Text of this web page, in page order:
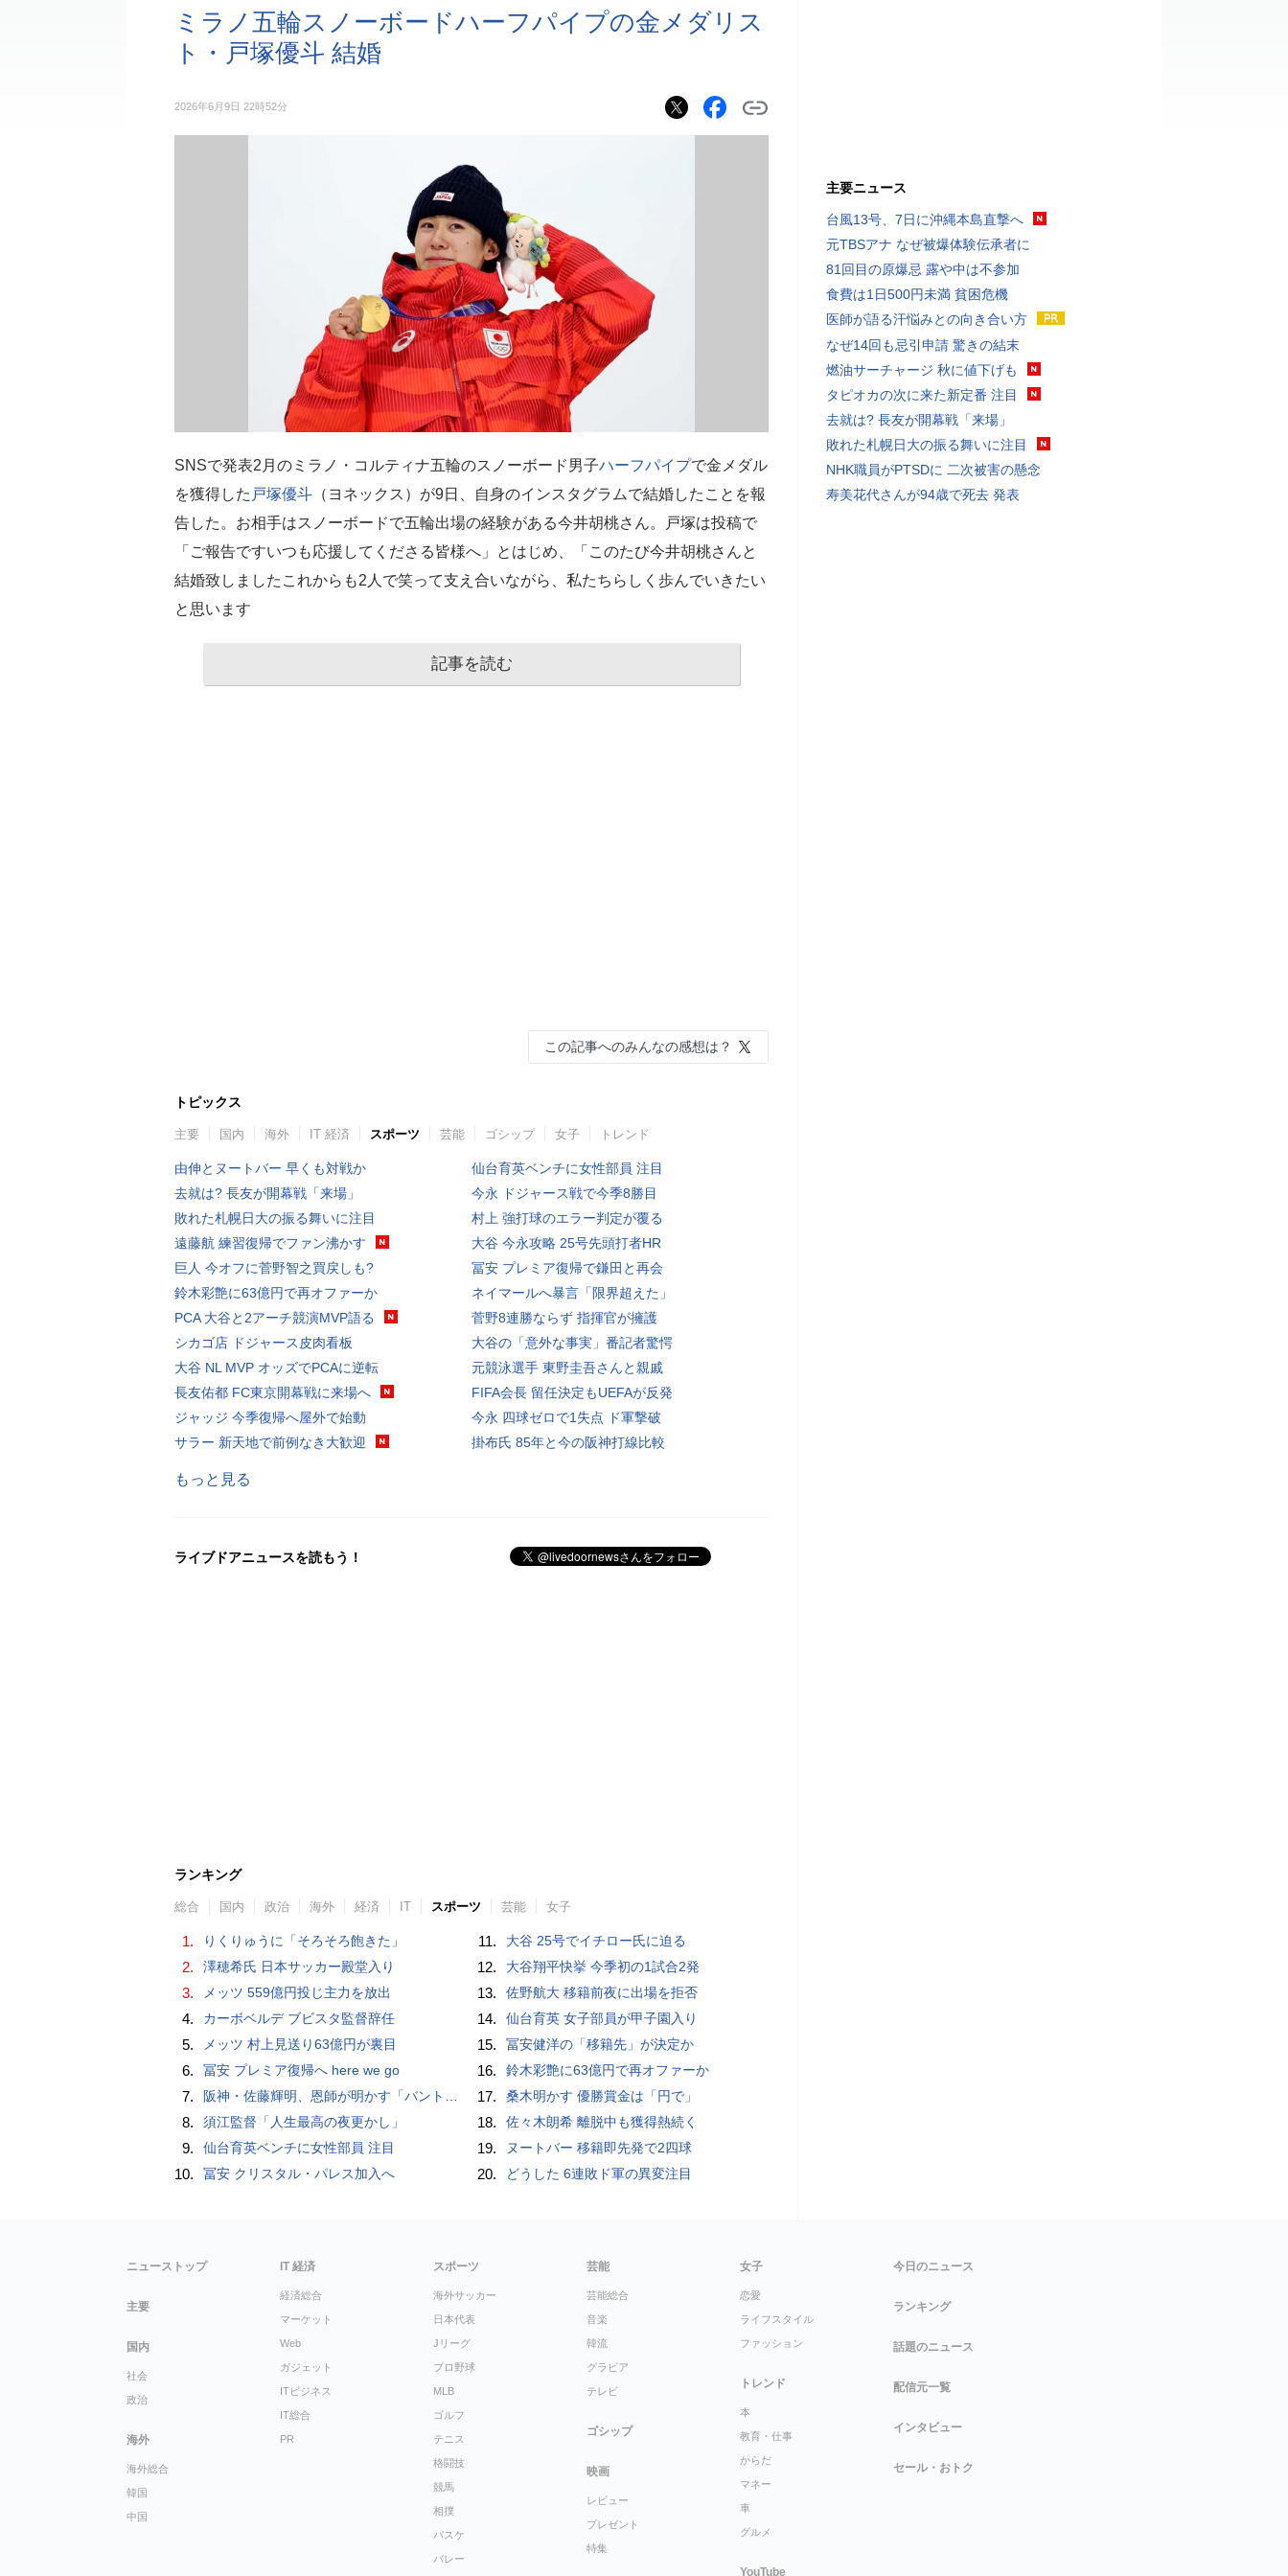
ミラノ五輪スノーボードハーフパイプの金メダリス
ト・戸塚優斗 結婚
2026年6月9日 22時52分
SNSで発表2月のミラノ・コルティナ五輪のスノーボード男子ハーフパイプで金メダル
を獲得した 戸塚優斗 （ヨネックス）が9日、自身のインスタグラムで結婚したことを報
告した。お相手はスノーボードで五輪出場の経験がある今井胡桃さん。戸塚は投稿で
「ご報告ですいつも応援してくださる皆様へ」とはじめ、「このたび今井胡桃さんと
結婚致しましたこれからも2人で笑って支え合いながら、私たちらしく歩んでいきたい
と思います
記事を読む
この記事へのみんなの感想は？
トピックス
主要 国内 海外 IT 経済 スポーツ 芸能 ゴシップ 女子 トレンド
由伸とヌートバー 早くも対戦か
去就は? 長友が開幕戦「来場」
敗れた札幌日大の振る舞いに注目
遠藤航 練習復帰でファン沸かす
巨人 今オフに菅野智之買戻しも?
鈴木彩艶に63億円で再オファーか
PCA 大谷と2アーチ競演MVP語る
シカゴ店 ドジャース皮肉看板
大谷 NL MVP オッズでPCAに逆転
長友佑都 FC東京開幕戦に来場へ
ジャッジ 今季復帰へ屋外で始動
サラー 新天地で前例なき大歓迎
仙台育英ベンチに女性部員 注目
今永 ドジャース戦で今季8勝目
村上 強打球のエラー判定が覆る
大谷 今永攻略 25号先頭打者HR
冨安 プレミア復帰で鎌田と再会
ネイマールへ暴言「限界超えた」
菅野8連勝ならず 指揮官が擁護
大谷の「意外な事実」番記者驚愕
元競泳選手 東野圭吾さんと親戚
FIFA会長 留任決定もUEFAが反発
今永 四球ゼロで1失点 ド軍撃破
掛布氏 85年と今の阪神打線比較
もっと見る
ライブドアニュースを読もう！
ランキング
総合 国内 政治 海外 経済 IT スポーツ 芸能 女子
1. りくりゅうに「そろそろ飽きた」
2. 澤穂希氏 日本サッカー殿堂入り
3. メッツ 559億円投じ主力を放出
4. カーボベルデ ブビスタ監督辞任
5. メッツ 村上見送り63億円が裏目
6. 冨安 プレミア復帰へ here we go
7. 阪神・佐藤輝明、恩師が明かす「バント拒否でホームラン」の“やんちゃ坊主”時代
8. 須江監督「人生最高の夜更かし」
9. 仙台育英ベンチに女性部員 注目
10. 冨安 クリスタル・パレス加入へ
11. 大谷 25号でイチロー氏に迫る
12. 大谷翔平快挙 今季初の1試合2発
13. 佐野航大 移籍前夜に出場を拒否
14. 仙台育英 女子部員が甲子園入り
15. 冨安健洋の「移籍先」が決定か
16. 鈴木彩艶に63億円で再オファーか
17. 桑木明かす 優勝賞金は「円で」
18. 佐々木朗希 離脱中も獲得熱続く
19. ヌートバー 移籍即先発で2四球
20. どうした 6連敗ド軍の異変注目
主要ニュース
台風13号、7日に沖縄本島直撃へ
元TBSアナ なぜ被爆体験伝承者に
81回目の原爆忌 露や中は不参加
食費は1日500円未満 貧困危機
医師が語る汗悩みとの向き合い方
なぜ14回も忌引申請 驚きの結末
燃油サーチャージ 秋に値下げも
タピオカの次に来た新定番 注目
去就は? 長友が開幕戦「来場」
敗れた札幌日大の振る舞いに注目
NHK職員がPTSDに 二次被害の懸念
寿美花代さんが94歳で死去 発表
ニューストップ
主要
国内
社会
政治
海外
海外総合
韓国
中国
IT 経済
経済総合
マーケット
Web
ガジェット
ITビジネス
IT総合
PR
スポーツ
海外サッカー
日本代表
Jリーグ
プロ野球
MLB
ゴルフ
テニス
格闘技
競馬
相撲
バスケ
バレー
芸能
芸能総合
音楽
韓流
グラビア
テレビ
ゴシップ
映画
レビュー
プレゼント
特集
女子
恋愛
ライフスタイル
ファッション
トレンド
本
教育・仕事
からだ
マネー
車
グルメ
YouTube
今日のニュース
ランキング
話題のニュース
配信元一覧
インタビュー
セール・おトク